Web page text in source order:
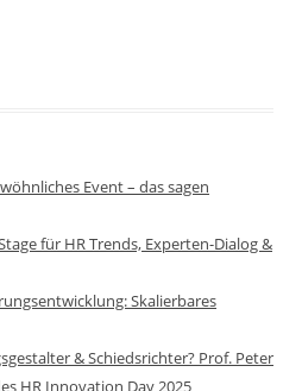
Event – das sagen
für HR Trends, Experten-Dialog &
Skalierbares
& Schiedsrichter? Prof. Peter
HR Innovation Day 2025